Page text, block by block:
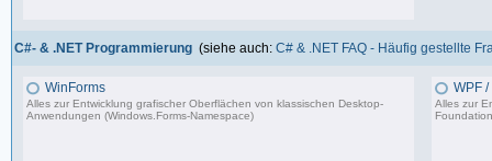
C#- & .NET Programmierung (siehe auch: C# & .NET FAQ - Häufig gestellte
WinForms
Alles zur Entwicklung grafischer Oberflächen von klassischen Desktop-
Anwendungen (Windows.Forms-Namespace)
WPF
Alles zur